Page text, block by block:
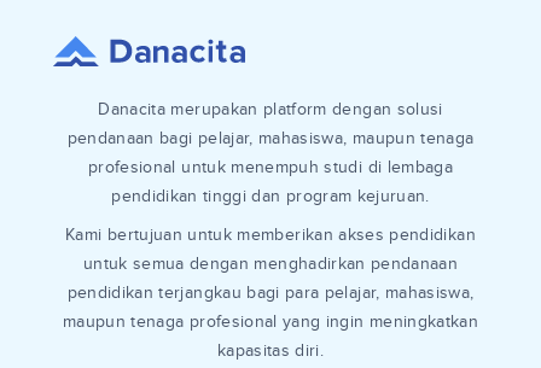
Danacita merupakan platform dengan solusi
pendanaan bagi pelajar, mahasiswa, maupun tenaga
profesional untuk menempuh studi di lembaga
pendidikan tinggi dan program kejuruan.
Kami bertujuan untuk memberikan akses pendidikan
untuk semua dengan menghadirkan pendanaan
pendidikan terjangkau bagi para pelajar, mahasiswa,
maupun tenaga profesional yang ingin meningkatkan
kapasitas diri.